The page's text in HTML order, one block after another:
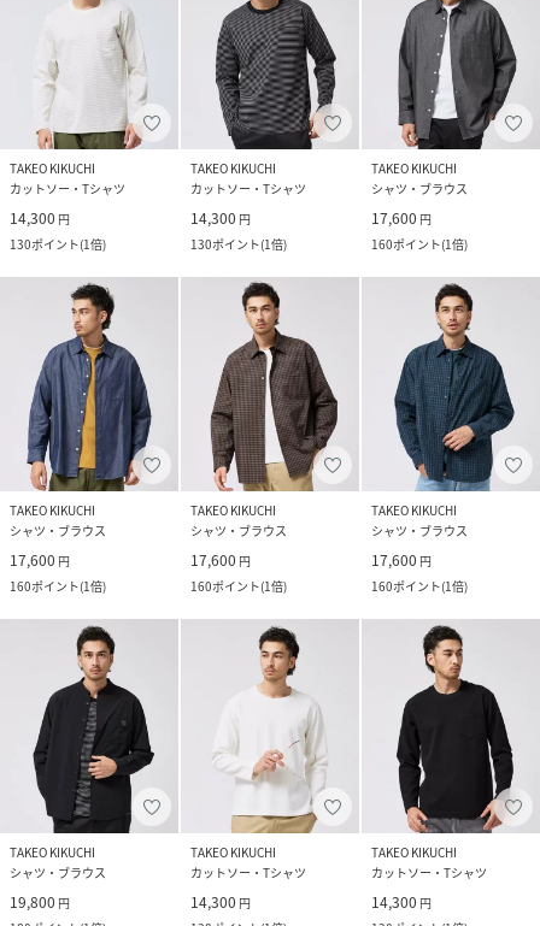
TAKEO KIKUCHI
カットソー・Tシャツ
14,300 円
130ポイント(1倍)
TAKEO KIKUCHI
カットソー・Tシャツ
14,300 円
130ポイント(1倍)
TAKEO KIKUCHI
シャツ・ブラウス
17,600 円
160ポイント(1倍)
TAKEO KIKUCHI
シャツ・ブラウス
17,600 円
160ポイント(1倍)
TAKEO KIKUCHI
シャツ・ブラウス
17,600 円
160ポイント(1倍)
TAKEO KIKUCHI
シャツ・ブラウス
17,600 円
160ポイント(1倍)
TAKEO KIKUCHI
シャツ・ブラウス
19,800 円
TAKEO KIKUCHI
カットソー・Tシャツ
14,300 円
TAKEO KIKUCHI
カットソー・Tシャツ
14,300 円